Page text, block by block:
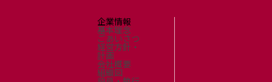
サステナビリティサイトについて
企業情報
基本理念
ごあいさつ
経営方針・
計画
会社概要
組織図